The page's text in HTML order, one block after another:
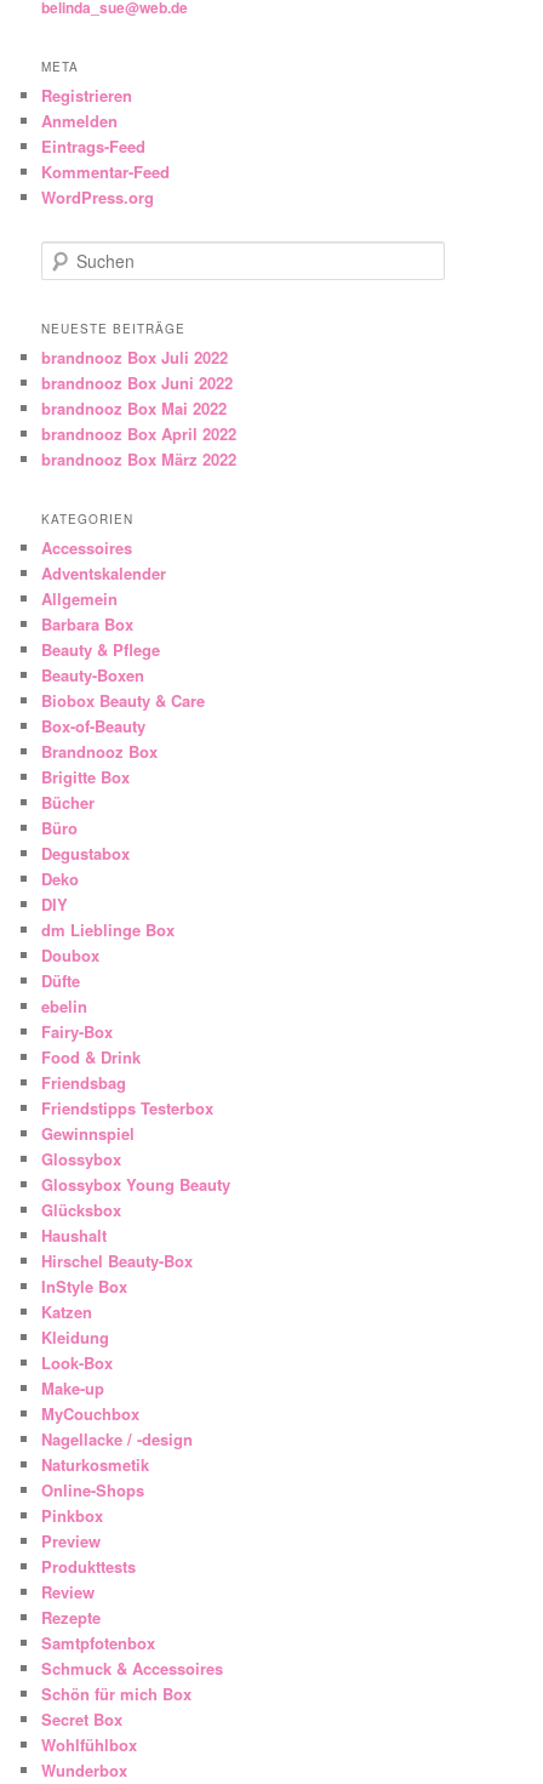
belinda_sue@web.de
META
Registrieren
Anmelden
Eintrags-Feed
Kommentar-Feed
WordPress.org
Suchen
NEUESTE BEITRÄGE
brandnooz Box Juli 2022
brandnooz Box Juni 2022
brandnooz Box Mai 2022
brandnooz Box April 2022
brandnooz Box März 2022
KATEGORIEN
Accessoires
Adventskalender
Allgemein
Barbara Box
Beauty & Pflege
Beauty-Boxen
Biobox Beauty & Care
Box-of-Beauty
Brandnooz Box
Brigitte Box
Bücher
Büro
Degustabox
Deko
DIY
dm Lieblinge Box
Doubox
Düfte
ebelin
Fairy-Box
Food & Drink
Friendsbag
Friendstipps Testerbox
Gewinnspiel
Glossybox
Glossybox Young Beauty
Glücksbox
Haushalt
Hirschel Beauty-Box
InStyle Box
Katzen
Kleidung
Look-Box
Make-up
MyCouchbox
Nagellacke / -design
Naturkosmetik
Online-Shops
Pinkbox
Preview
Produkttests
Review
Rezepte
Samtpfotenbox
Schmuck & Accessoires
Schön für mich Box
Secret Box
Wohlfühlbox
Wunderbox